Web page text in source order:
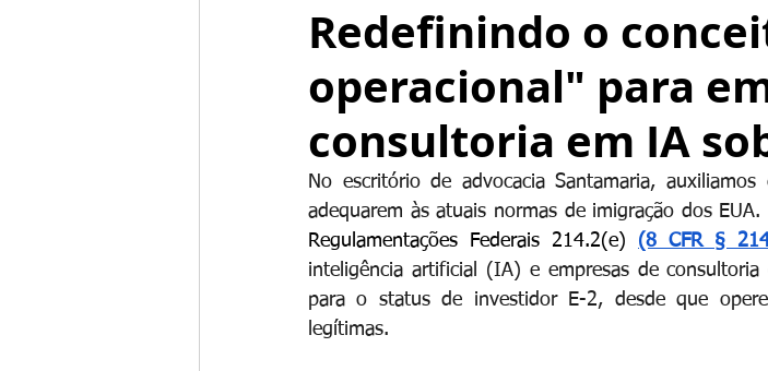
Redefinindo o
operacional" para
consultoria em IA
No escritório de advocacia Santamaria,
adequarem às atuais normas de imigração dos
Regulamentações Federais 214.2(e) (8 CFR §
inteligência artificial (IA) e empresas de
para o status de investidor E-2, desde que
legítimas.